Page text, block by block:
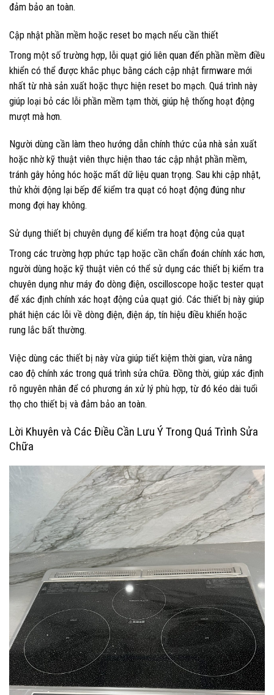
đảm bảo an toàn.
Cập nhật phần mềm hoặc reset bo mạch nếu cần thiết
Trong một số trường hợp, lỗi quạt gió liên quan đến phần mềm điều
khiển có thể được khắc phục bằng cách cập nhật firmware mới
nhất từ nhà sản xuất hoặc thực hiện reset bo mạch. Quá trình này
giúp loại bỏ các lỗi phần mềm tạm thời, giúp hệ thống hoạt động
mượt mà hơn.
Người dùng cần làm theo hướng dẫn chính thức của nhà sản xuất
hoặc nhờ kỹ thuật viên thực hiện thao tác cập nhật phần mềm,
tránh gây hỏng hóc hoặc mất dữ liệu quan trọng. Sau khi cập nhật,
thử khởi động lại bếp để kiểm tra quạt có hoạt động đúng như
mong đợi hay không.
Sử dụng thiết bị chuyên dụng để kiểm tra hoạt động của quạt
Trong các trường hợp phức tạp hoặc cần chẩn đoán chính xác hơn,
người dùng hoặc kỹ thuật viên có thể sử dụng các thiết bị kiểm tra
chuyên dụng như máy đo dòng điện, oscilloscope hoặc tester quạt
để xác định chính xác hoạt động của quạt gió. Các thiết bị này giúp
phát hiện các lỗi về dòng điện, điện áp, tín hiệu điều khiển hoặc
rung lắc bất thường.
Việc dùng các thiết bị này vừa giúp tiết kiệm thời gian, vừa nâng
cao độ chính xác trong quá trình sửa chữa. Đồng thời, giúp xác định
rõ nguyên nhân để có phương án xử lý phù hợp, từ đó kéo dài tuổi
thọ cho thiết bị và đảm bảo an toàn.
Lời Khuyên và Các Điều Cần Lưu Ý Trong Quá Trình Sửa
Chữa